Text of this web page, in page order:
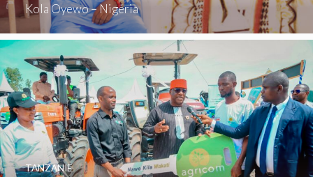
Kola Oyewo – Nigéria
TANZANIE